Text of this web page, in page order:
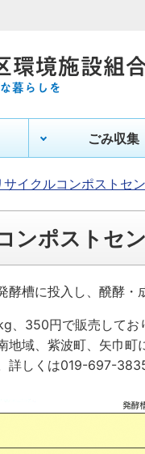
ごみ収集
サイクルコンポストセ
ンポストセ
酵槽に投入し、醗酵・
、350円で販売してお
地域、紫波町、矢巾
詳しくは019-697-